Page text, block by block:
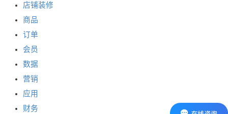
店铺装修
商品
订单
会员
数据
营销
应用
财务